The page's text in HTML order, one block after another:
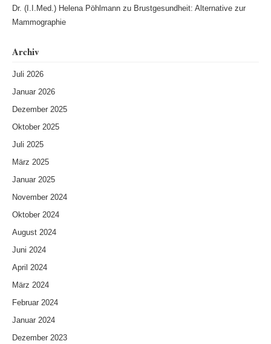
Dr. (I.I.Med.) Helena Pöhlmannzu Brustgesundheit: Alternative zur
Mammographie
Archiv
Juli 2026
Januar 2026
Dezember 2025
Oktober 2025
Juli 2025
März 2025
Januar 2025
November 2024
Oktober 2024
August 2024
Juni 2024
April 2024
März 2024
Februar 2024
Januar 2024
Dezember 2023